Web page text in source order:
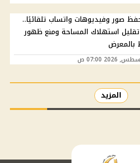
صور وفيديوهات واتساب تلقائيًا..
استهلاك المساحة ومنع ظهور
بالمعرض
المزيد